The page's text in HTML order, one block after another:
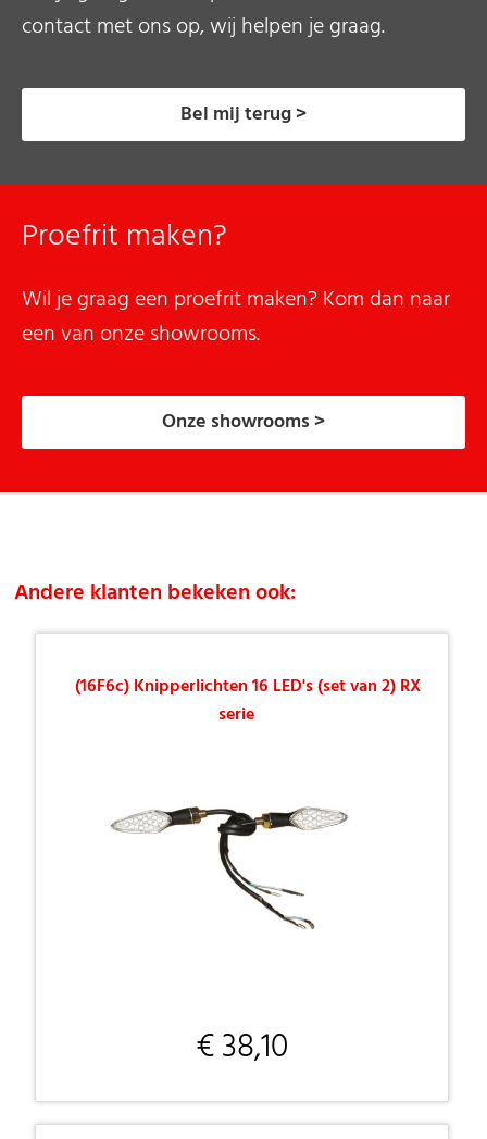
contact met ons op, wij helpen je graag.
Bel mij terug >
Proefrit maken?
Wil je graag een proefrit maken? Kom dan naar
een van onze showrooms.
Onze showrooms >
Andere klanten bekeken ook:
(16F6c) Knipperlichten 16 LED's (set van 2) RX
serie
€ 38,10